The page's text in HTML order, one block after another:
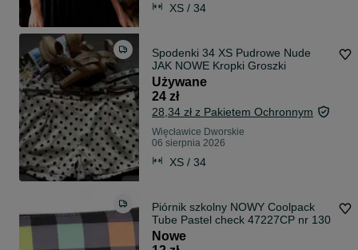
XS / 34
Spodenki 34 XS Pudrowe Nude
JAK NOWE Kropki Groszki
Używane
24 zł
28,34 zł z Pakietem Ochronnym
Więcławice Dworskie
06 sierpnia 2026
XS / 34
Piórnik szkolny NOWY Coolpack
Tube Pastel check 47227CP nr 130
Nowe